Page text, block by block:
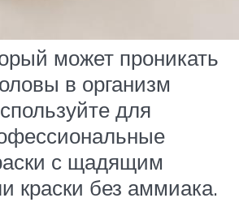
может проникать
в организм
для
с щадящим
краски без аммиака.